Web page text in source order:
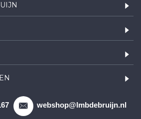
webshop@lmbdebruijn.nl